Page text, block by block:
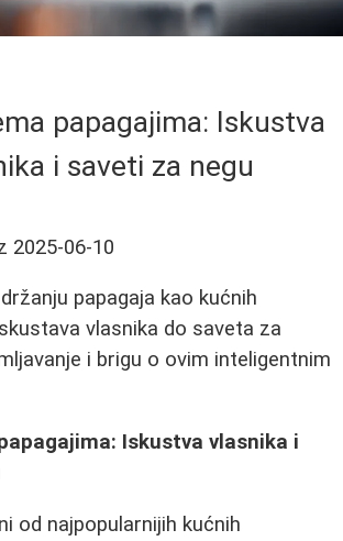
papagajima: Iskustva
i saveti za negu
2025-06-10
papagaja kao kućnih
vlasnika do saveta za
i brigu o ovim inteligentnim
Iskustva vlasnika i
od najpopularnijih kućnih